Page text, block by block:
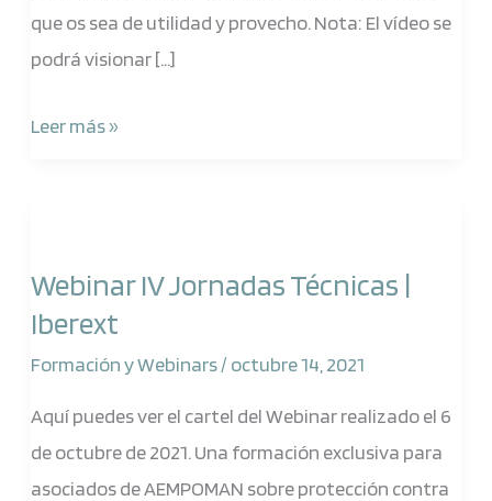
que os sea de utilidad y provecho. Nota: El vídeo se
podrá visionar […]
Leer más »
Webinar IV Jornadas Técnicas |
Iberext
Formación y Webinars/octubre 14, 2021
Aquí puedes ver el cartel del Webinar realizado el 6
de octubre de 2021. Una formación exclusiva para
asociados de AEMPOMAN sobre protección contra
Jornadas
Técnicas
|